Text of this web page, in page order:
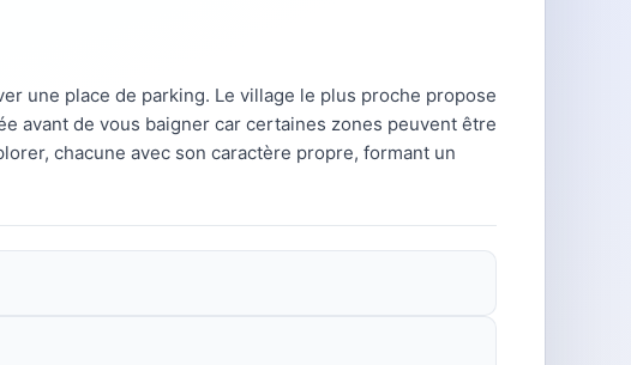
une place de parking. Le village le plus proche propose
avant de vous baigner car certaines zones peuvent être
chacune avec son caractère propre, formant un